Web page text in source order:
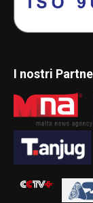
I nostri